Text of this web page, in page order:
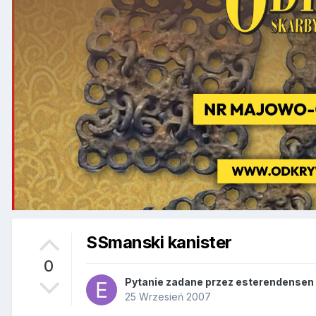
0
SSmanski kanister
Pytanie zadane przez esterendensen
25 Wrzesień 2007